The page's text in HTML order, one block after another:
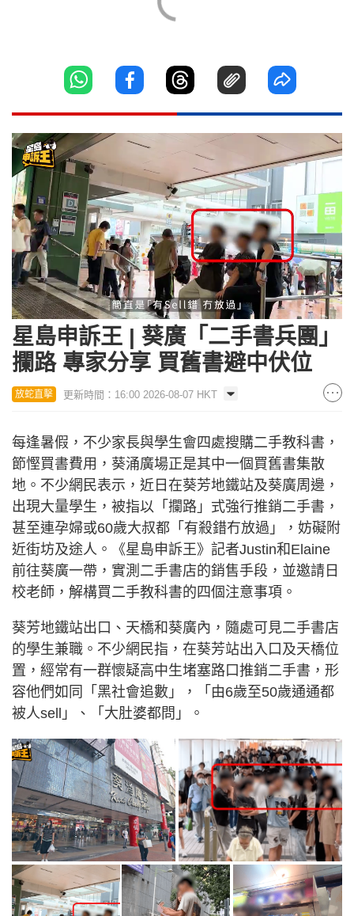
Unmute Loaded:
17.21%
星島申訴王 | 葵廣「二手書兵團」
攔路 專家分享 買舊書避中伏位
放蛇直擊 更新時間：16:00 2026-08-07 HKT
每逢暑假，不少家長與學生會四處搜購二手教科書，
節慳買書費用，葵涌廣場正是其中一個買舊書集散
地。不少網民表示，近日在葵芳地鐵站及葵廣周邊，
出現大量學生，被指以「攔路」式強行推銷二手書，
甚至連孕婦或60歲大叔都「有殺錯冇放過」，妨礙附
近街坊及途人。《星島申訴王》記者Justin和Elaine
前往葵廣一帶，實測二手書店的銷售手段，並邀請日
校老師，解構買二手教科書的四個注意事項。
葵芳地鐵站出口、天橋和葵廣內，隨處可見二手書店
的學生兼職。不少網民指，在葵芳站出入口及天橋位
置，經常有一群懷疑高中生堵塞路口推銷二手書，形
容他們如同「黑社會追數」，「由6歲至50歲通通都
被人sell」、「大肚婆都問」。